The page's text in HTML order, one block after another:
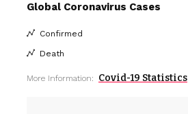
Global Coronavirus Cases
Confirmed
Death
More Information: Covid-19 Statistics